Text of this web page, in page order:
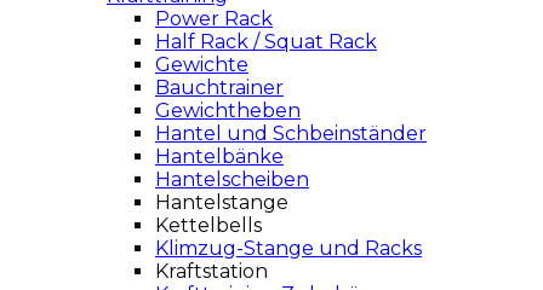
Power Rack
Half Rack / Squat Rack
Gewichte
Bauchtrainer
Gewichtheben
Hantel und Schbeinständer
Hantelbänke
Hantelscheiben
Hantelstange
Kettelbells
Klimzug-Stange und Racks
Kraftstation